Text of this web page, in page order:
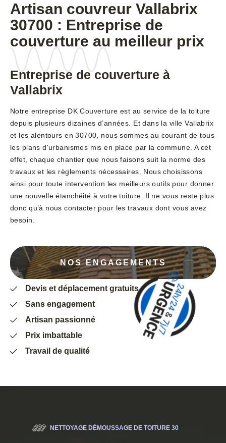
Artisan couvreur Vallabrix
30700 : Entreprise de
couverture au meilleur prix
Entreprise de couverture à
Vallabrix
Notre entreprise DK Couverture est au service de la toiture
depuis plusieurs dizaines d’années. Et dans la ville Vallabrix
et les alentours en 30700, nous sommes au courant de tous
les plans d'urbanismes mis en place par la commune. A cet
effet, chaque chantier que nous faisons suit la norme des
travaux et les règlements nécessaires. Nous choisissons
ainsi pour toute intervention les meilleurs outils pour donner
une nouvelle étanchéité à votre toiture. Il ne vous reste plus
donc qu’à nous contacter pour les travaux dont vous avez
besoin.
NOS ENGAGEMENTS
Devis et déplacement gratuits
Sans engagement
Artisan passionné
Prix imbattable
Travail de qualité
NETTOYAGE DÉMOUSSAGE DE TOITURE 30